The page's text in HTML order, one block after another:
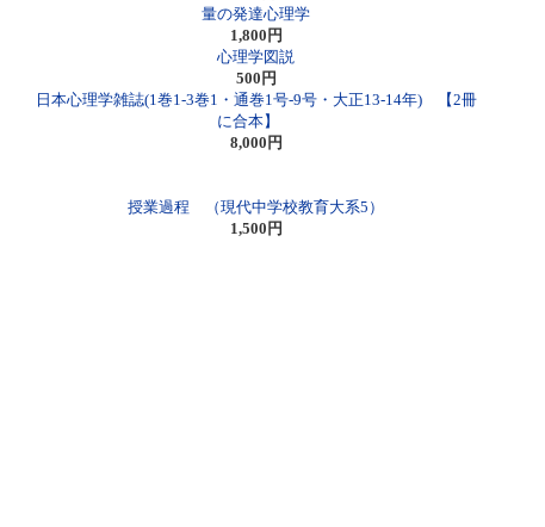
量の発達心理学
1,800円
心理学図説
500円
日本心理学雑誌(1巻1-3巻1・通巻1号-9号・大正13-14年) 【2冊
に合本】
8,000円
授業過程 （現代中学校教育大系5）
1,500円